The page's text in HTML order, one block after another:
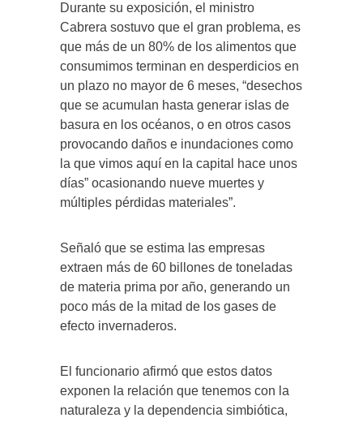
Durante su exposición, el ministro
Cabrera sostuvo que el gran problema, es
que más de un 80% de los alimentos que
consumimos terminan en desperdicios en
un plazo no mayor de 6 meses, “desechos
que se acumulan hasta generar islas de
basura en los océanos, o en otros casos
provocando daños e inundaciones como
la que vimos aquí en la capital hace unos
días” ocasionando nueve muertes y
múltiples pérdidas materiales”.
Señaló que se estima las empresas
extraen más de 60 billones de toneladas
de materia prima por año, generando un
poco más de la mitad de los gases de
efecto invernaderos.
El funcionario afirmó que estos datos
exponen la relación que tenemos con la
naturaleza y la dependencia simbiótica,